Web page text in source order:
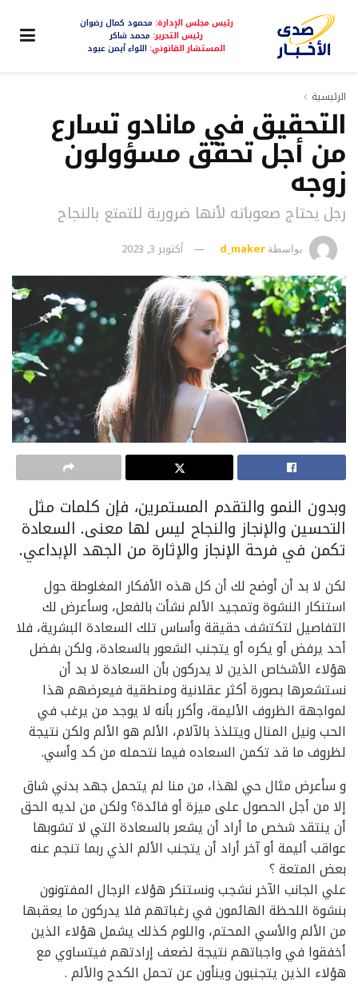
رئيس مجلس الإدارة: محمود كمال رضوان
رئيس التحرير: محمد شاكر
المستشار القانوني: اللواء أيمن عبود
الرئيسية
التحقيق في مانادو تسارع
من أجل تحقق مسؤولون
زوجه
رجل يحتاج صعوباته لأنها ضرورية للتمتع بالنجاح
بواسطة d_maker أكتوبر 3, 2023
وبدون النمو والتقدم المستمرين، فإن كلمات مثل
التحسين والإنجاز والنجاح ليس لها معنى. السعادة
تكمن في فرحة الإنجاز والإثارة من الجهد الإبداعي.
لكن لا بد أن أوضح لك أن كل هذه الأفكار المغلوطة حول
استنكار النشوة وتمجيد الألم نشأت بالفعل، وسأعرض لك
التفاصيل لتكتشف حقيقة وأساس تلك السعادة البشرية، فلا
أحد يرفض أو يكره أو يتجنب الشعور بالسعادة، ولكن بفضل
هؤلاء الأشخاص الذين لا يدركون بأن السعادة لا بد أن
نستشعرها بصورة أكثر عقلانية ومنطقية فيعرضهم هذا
لمواجهة الظروف الأليمة، وأكرر بأنه لا يوجد من يرغب في
الحب ونيل المنال ويتلذذ بالآلام، الألم هو الألم ولكن نتيجة
لظروف ما قد تكمن السعاده فيما نتحمله من كد وأسي.
و سأعرض مثال حي لهذا، من منا لم يتحمل جهد بدني شاق
إلا من أجل الحصول على ميزة أو فائدة؟ ولكن من لديه الحق
أن ينتقد شخص ما أراد أن يشعر بالسعادة التي لا تشوبها
عواقب أليمة أو آخر أراد أن يتجنب الألم الذي ربما تنجم عنه
بعض المتعة ؟
علي الجانب الآخر نشجب ونستنكر هؤلاء الرجال المفتونون
بنشوة اللحظة الهائمون في رغباتهم فلا يدركون ما يعقبها
من الألم والأسي المحتم، واللوم كذلك يشمل هؤلاء الذين
أخفقوا في واجباتهم نتيجة لضعف إرادتهم فيتساوي مع
هؤلاء الذين يتجنبون وينأون عن تحمل الكدح والألم .